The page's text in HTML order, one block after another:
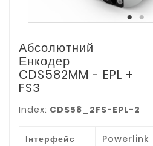
Абсолютний
Енкодер
CDS582MM - EPL +
FS3
Index: CDS58_2FS-EPL-2
Інтерфейс Powerlink